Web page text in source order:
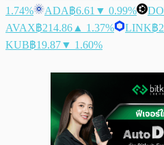
1.74%
ADA฿6.61 ▼ 0.99%
AVAX฿214.86 ▲ 1.37% LINK฿
KUB฿19.87▼ 1.60%